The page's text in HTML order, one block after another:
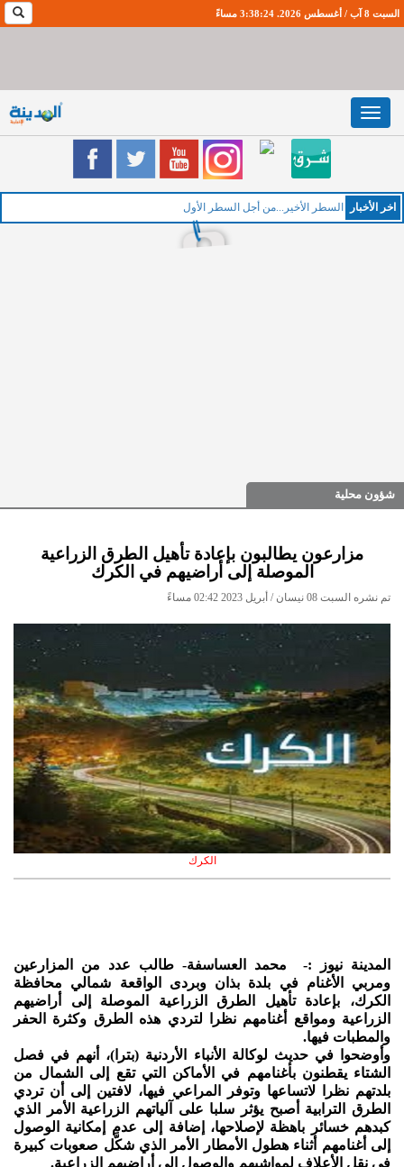
السبت 8 آب / أغسطس 2026. 3:38:24 مساءً
Toggle
navigation
اخر اﻷخبار الخميس
شؤون محلية
مزارعون يطالبون بإعادة تأهيل الطرق الزراعية
الموصلة إلى أراضيهم في الكرك
تم نشره السبت 08 نيسان / أبريل 2023 02:42 مساءً
الكرك
المدينة نيوز :- محمد العساسفة- طالب عدد من المزارعين
ومربي الأغنام في بلدة بذان وبردى الواقعة شمالي محافظة
الكرك، بإعادة تأهيل الطرق الزراعية الموصلة إلى أراضيهم
الزراعية ومواقع أغنامهم نظرا لتردي هذه الطرق وكثرة الحفر
والمطبات فيها.
وأوضحوا في حديث لوكالة الأنباء الأردنية (بترا)، أنهم في فصل
الشتاء يقطنون بأغنامهم في الأماكن التي تقع إلى الشمال من
بلدتهم نظرا لاتساعها وتوفر المراعي فيها، لافتين إلى أن تردي
الطرق الترابية أصبح يؤثر سلبا على آلياتهم الزراعية الأمر الذي
كبدهم خسائر باهظة لإصلاحها، إضافة إلى عدم إمكانية الوصول
إلى أغنامهم أثناء هطول الأمطار الأمر الذي شكَّل صعوبات كبيرة
في نقل الأعلاف لمواشيهم والوصول إلى أراضيهم الزراعية.